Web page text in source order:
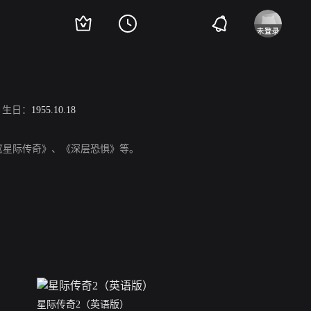
生日： 1955.10.18
际传奇》、《深层恐惧》等。
星际传奇2（英语版）